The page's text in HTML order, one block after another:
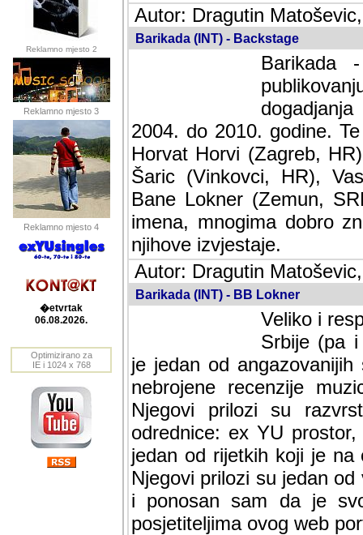
Reklamno mjesto 2
Reklamno mjesto 3
Reklamno mjesto 4
�etvrtak
06.08.2026.
Optimizirano za
IE i 1024 x 768
Autor: Dragutin
Barikada (INT) - Backstage
Barikada
2004. do 2010. godine.
Horvat Horvi (Zagreb,
Šaric (Vinkovci, HR),
Bane Lokner (Zemun,
imena, mnogima dobro
njihove izvjestaje.
Autor: Dragutin
Barikada (INT) - BB Lokner
Veliko i
Srbije (pa i
jedan od angazovanijih
nebrojene recenzije
Njegovi prilozi su
odrednice: ex YU
jedan od rijetkih koji je
Njegovi prilozi su jedan
i ponosan sam da je
posjetiteljima ovog web